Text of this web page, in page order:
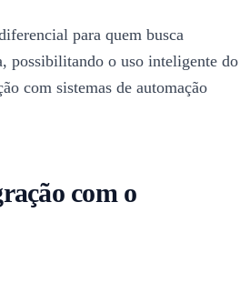
para quem busca
possibilitando o uso inteligente do
com sistemas de automação
com o